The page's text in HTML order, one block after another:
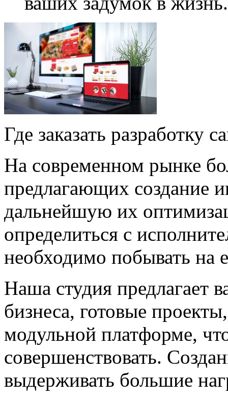
Где заказать разработку
На современном рынке
предлагающих создание
дальнейшую их
определиться с
необходимо побывать на
Наша студия предлагает
бизнеса, готовые
модульной платформе,
совершенствовать.
выдерживать большие